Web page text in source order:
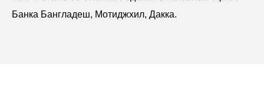
Банка Бангладеш, Мотиджхил, Дакка.